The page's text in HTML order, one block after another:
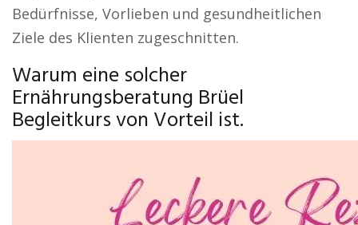
Bedürfnisse, Vorlieben und gesundheitlichen
Ziele des Klienten zugeschnitten.
Warum eine solcher
Ernährungsberatung Brüel
Begleitkurs von Vorteil ist.